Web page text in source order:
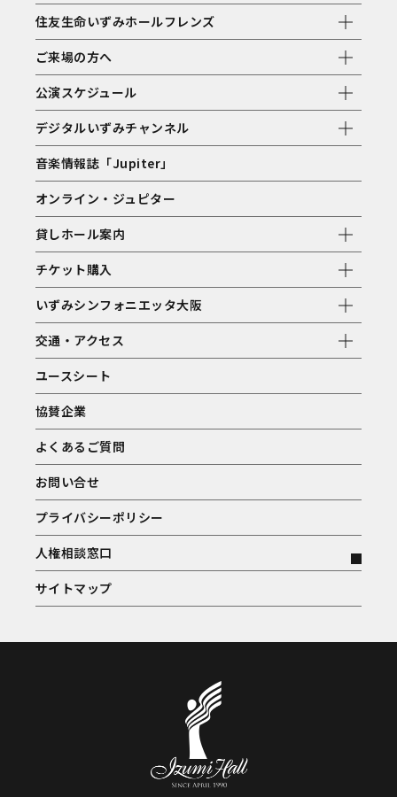
住友生命いずみホールフレンズ
ご来場の方へ
公演スケジュール
デジタルいずみチャンネル
音楽情報誌「Jupiter」
オンライン・ジュピター
貸しホール案内
チケット購入
いずみシンフォニエッタ大阪
交通・アクセス
ユースシート
協賛企業
よくあるご質問
お問い合せ
プライバシーポリシー
人権相談窓口
サイトマップ